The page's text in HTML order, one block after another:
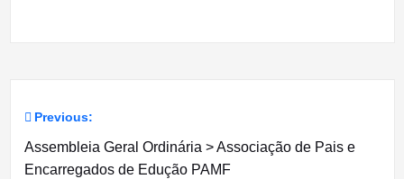
Navegação
de
Previous:
Assembleia Geral Ordinária > Associação de Pais e
Encarregados de Edução PAMF